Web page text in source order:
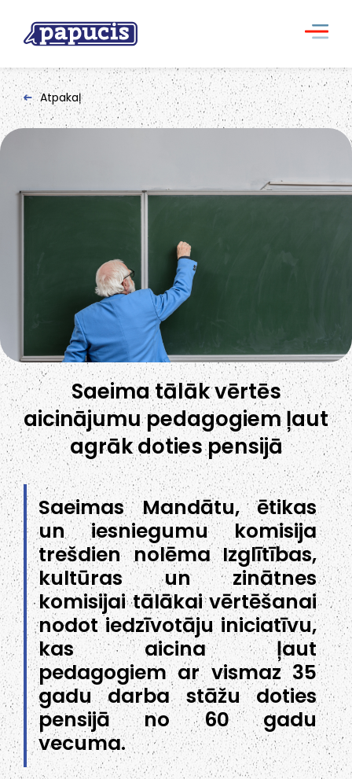
Atpakaļ
Saeima tālāk vērtēs
aicinājumu pedagogiem ļaut
agrāk doties pensijā
Saeimas Mandātu, ētikas
un iesniegumu komisija
trešdien nolēma Izglītības,
kultūras un zinātnes
komisijai tālākai vērtēšanai
nodot iedzīvotāju iniciatīvu,
kas aicina ļaut
pedagogiem ar vismaz 35
gadu darba stāžu doties
pensijā no 60 gadu
vecuma.